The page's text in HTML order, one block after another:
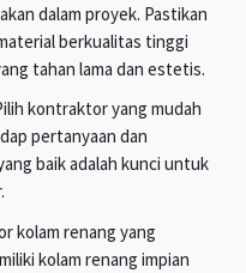
dalam proyek. Pastikan
berkualitas tinggi
tahan lama dan estetis.
kontraktor yang mudah
pertanyaan dan
baik adalah kunci untuk
kolam renang yang
kolam renang impian